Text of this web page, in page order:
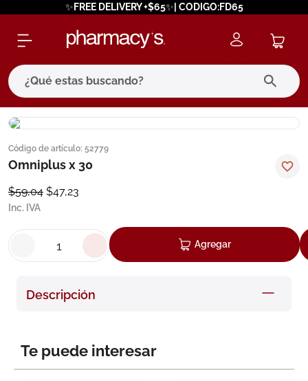
✨FREE DELIVERY +$65✨| CODIGO:FD65
¿Qué estas buscando?
Código de artículo: 52779
Omniplus x 30
$59,04 $47,23
Inc. IVA
Agregar
Descripción
Te puede interesar
términos más buscados
1. eucerin
pilexil
cerave
7. degraler
10.pañales